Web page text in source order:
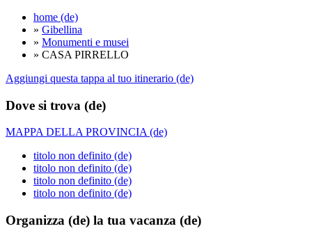
home (de)
» Gibellina
» Monumenti e musei
» CASA PIRRELLO
Aggiungi questa tappa al tuo itinerario (de)
Dove si trova (de)
MAPPA DELLA PROVINCIA (de)
titolo non definito (de)
titolo non definito (de)
titolo non definito (de)
titolo non definito (de)
Organizza (de) la tua vacanza (de)